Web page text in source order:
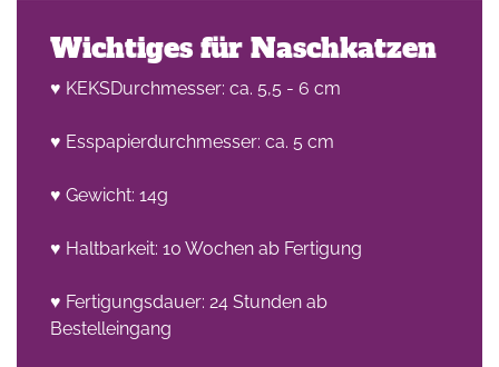
Wichtiges für Naschkatzen
♥ KEKSDurchmesser: ca. 5,5 - 6 cm
♥ Esspapierdurchmesser: ca. 5 cm
♥ Gewicht: 14g
♥ Haltbarkeit: 10 Wochen ab Fertigung
♥ Fertigungsdauer: 24 Stunden ab
Bestelleingang